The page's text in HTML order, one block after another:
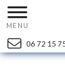
MENU
06 72 15